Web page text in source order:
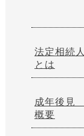
法定相続人
とは
成年後見
概要